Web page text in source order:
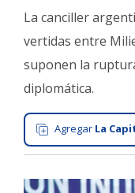
La
Zona
Cultura
Tecnología
Gastronomía
Salud
Interés
La canciller
vertidas entre
suponen la
diplomática.
Agregar La